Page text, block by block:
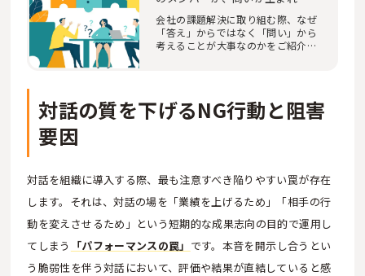
場を再現してみました〜
会社の課題解決に取り組む際、なぜ
「答え」からではなく「問い」から
考えることが大事なのかをご紹介す
対話の質を下げるNG行動と阻害
要因
対話を組織に導入する際、最も注意すべき陥りやすい罠が存在
します。それは、対話の場を「業績を上げるため」「相手の行
動を変えさせるため」という短期的な成果志向の目的で運用し
てしまう
「パフォーマンスの罠」 です。本音を開示し合うとい
う脆弱性を伴う対話において、評価や結果が直結していると感